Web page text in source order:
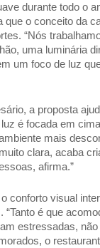
durante todo o
que o conceito da
“Nós
uma luminária
um foco de luz
a proposta
luz é focada em
mais
clara, acaba
afirma.”
conforto visual
“Tanto é que
estressadas,
o